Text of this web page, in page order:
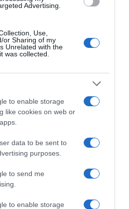
Advertising.
Use,
or Sharing of my
Unrelated with the
was collected.
to enable storage
like cookies on web or
data to be sent to
purposes.
to send me
to enable storage
Pedig én arra szeretnék nézni.
hogy jó úton vagyok, és
Rékasi Károly.
blog